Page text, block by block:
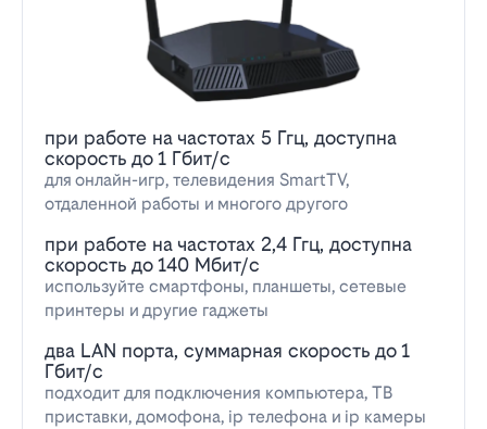
при работе на частотах 5 Ггц, доступна
скорость до 1 Гбит/с
для онлайн-игр, телевидения SmartTV,
отдаленной работы и многого другого
при работе на частотах 2,4 Ггц, доступна
скорость до 140 Мбит/с
используйте смартфоны, планшеты, сетевые
принтеры и другие гаджеты
два LAN порта, суммарная скорость до 1
Гбит/с
подходит для подключения компьютера, ТВ
приставки, домофона, ip телефона и ip камеры